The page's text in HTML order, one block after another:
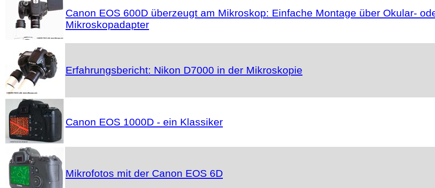
Canon EOS 600D überzeugt am Mikroskop: Einfache Montage über Okular-
Mikroskopadapter
Erfahrungsbericht: Nikon D7000 in der Mikroskopie
Canon EOS 1000D - ein Klassiker
Mikrofotos mit der Canon EOS 6D